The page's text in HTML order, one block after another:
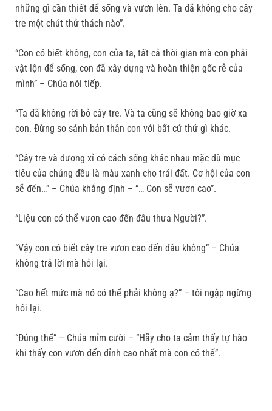
những gì cần thiết để sống và vươn lên. Ta đã không cho cây
tre một chút thử thách nào”.
“Con có biết không, con của ta, tất cả thời gian mà con phải
vật lộn để sống, con đã xây dựng và hoàn thiện gốc rễ của
mình” – Chúa nói tiếp.
“Ta đã không rời bỏ cây tre. Và ta cũng sẽ không bao giờ xa
con. Đừng so sánh bản thân con với bất cứ thứ gì khác.
“Cây tre và dương xỉ có cách sống khác nhau mặc dù mục
tiêu của chúng đều là màu xanh cho trái đất. Cơ hội của con
sẽ đến…” – Chúa khắng định – “… Con sẽ vươn cao”.
“Liệu con có thể vươn cao đến đâu thưa Người?”.
“Vậy con có biết cây tre vươn cao đến đâu không” – Chúa
không trả lời mà hỏi lại.
“Cao hết mức mà nó có thể phải không ạ?” – tôi ngập ngừng
hỏi lại.
“Đúng thế” – Chúa mỉm cười – “Hãy cho ta cảm thấy tự hào
khi thấy con vươn đến đỉnh cao nhất mà con có thể”.